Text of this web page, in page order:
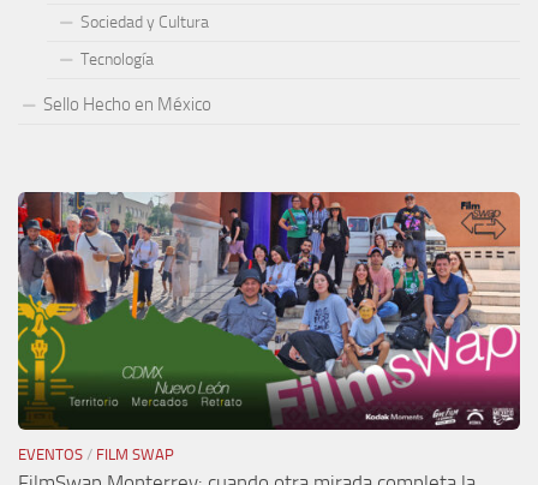
Sociedad y Cultura
Tecnología
Sello Hecho en México
EVENTOS / FILM SWAP